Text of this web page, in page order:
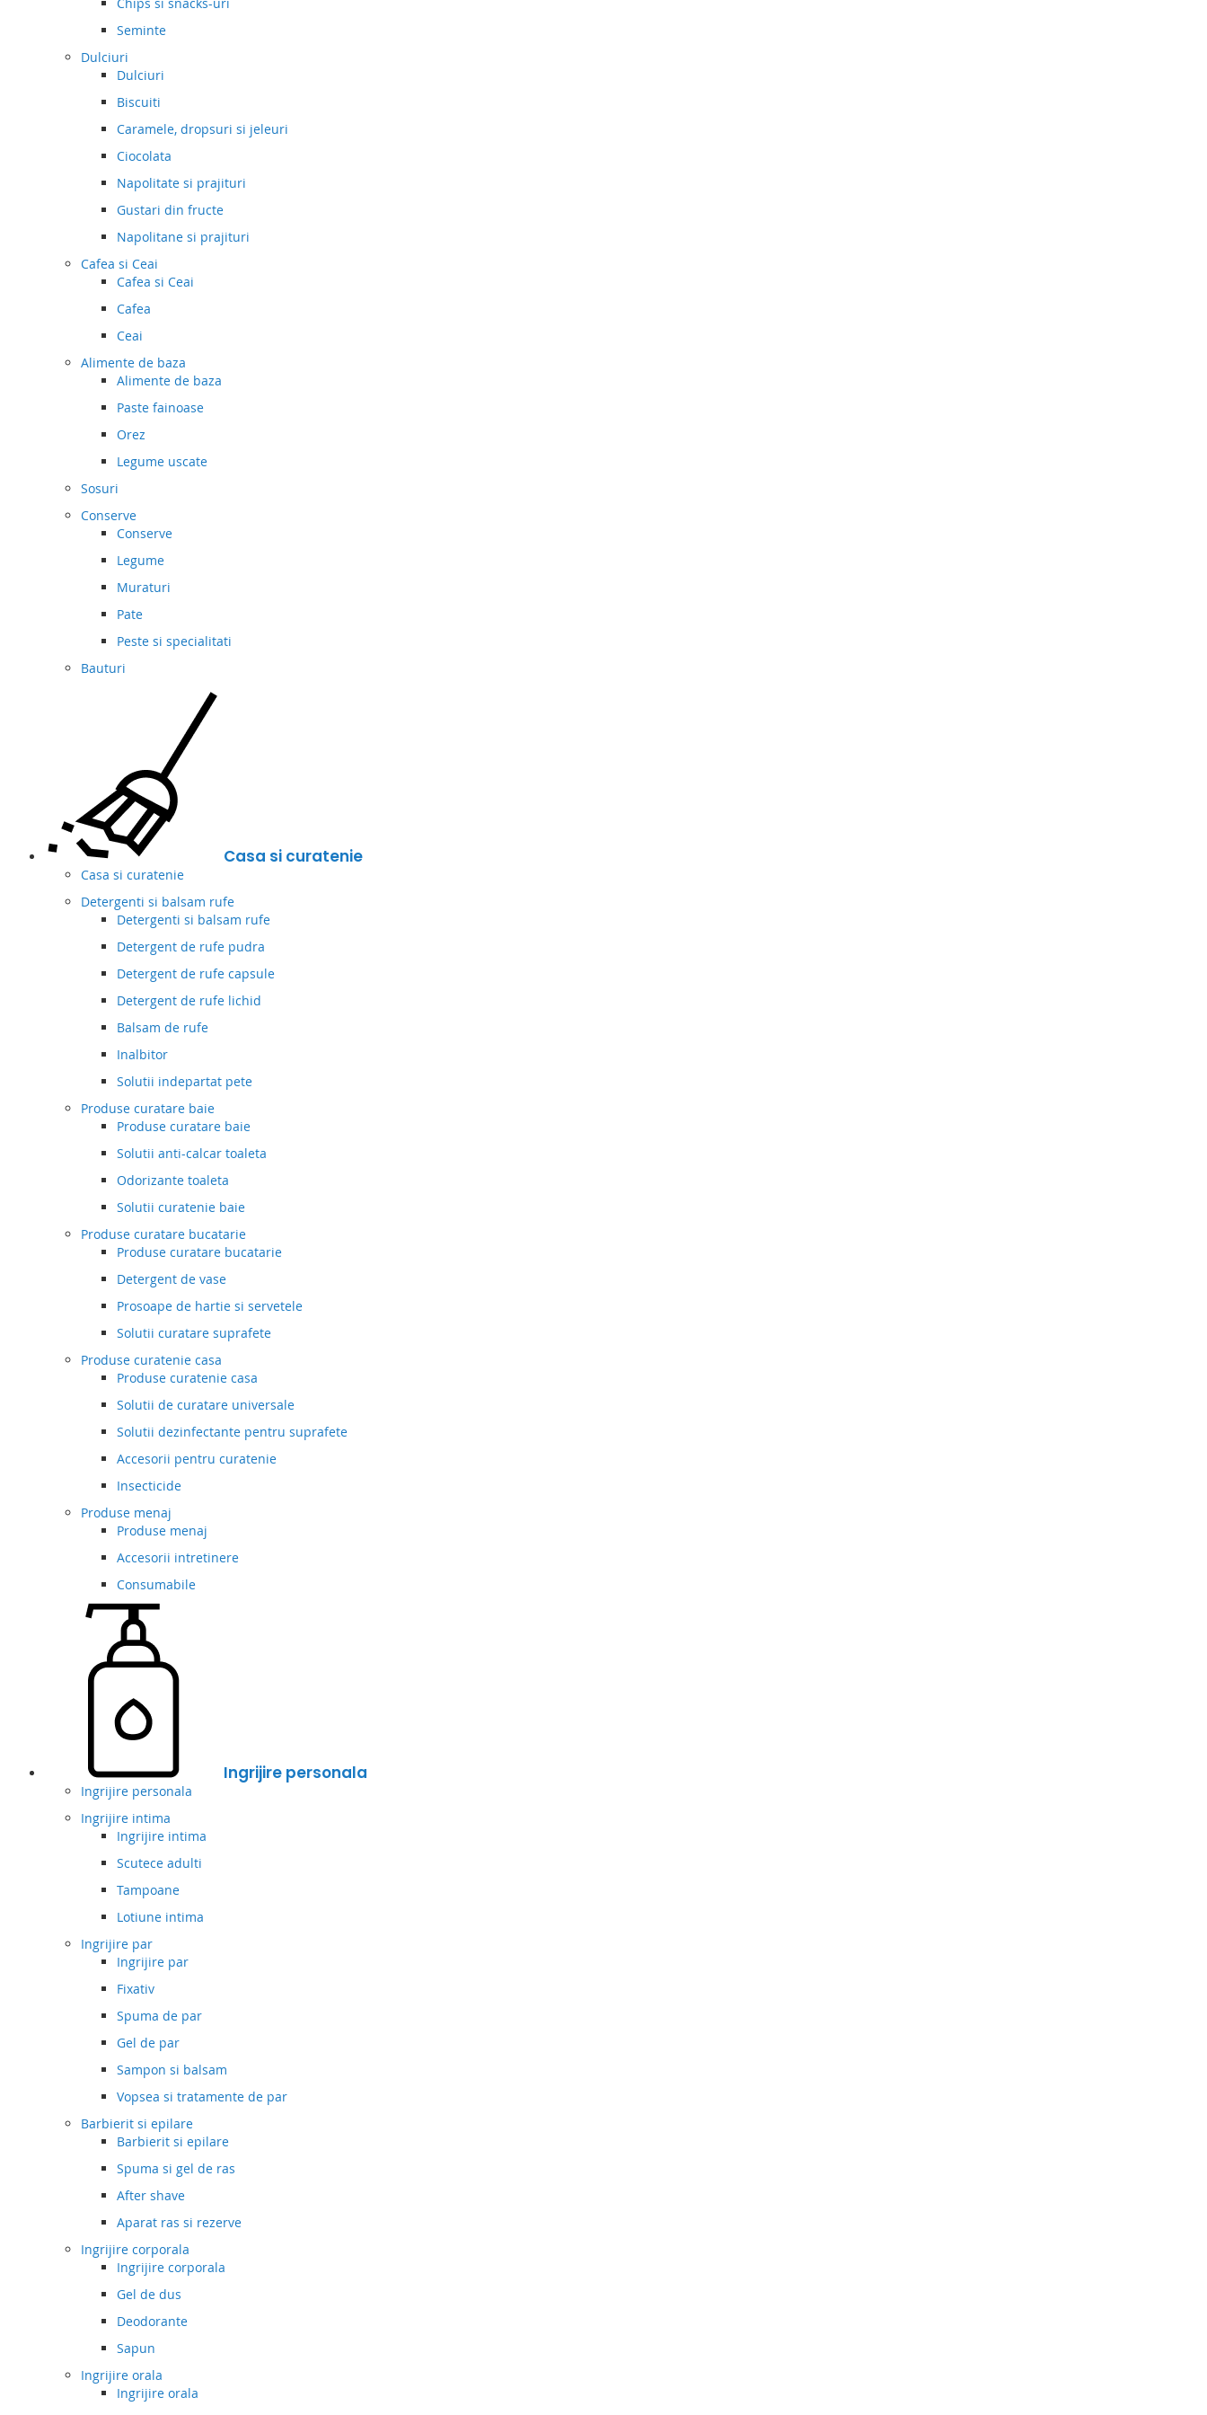
Chips si snacks-uri
Seminte
Dulciuri
Dulciuri
Biscuiti
Caramele, dropsuri si jeleuri
Ciocolata
Napolitate si prajituri
Gustari din fructe
Napolitane si prajituri
Cafea si Ceai
Cafea si Ceai
Cafea
Ceai
Alimente de baza
Alimente de baza
Paste fainoase
Orez
Legume uscate
Sosuri
Conserve
Conserve
Legume
Muraturi
Pate
Peste si specialitati
Bauturi
Casa si curatenie
Casa si curatenie
Detergenti si balsam rufe
Detergenti si balsam rufe
Detergent de rufe pudra
Detergent de rufe capsule
Detergent de rufe lichid
Balsam de rufe
Inalbitor
Solutii indepartat pete
Produse curatare baie
Produse curatare baie
Solutii anti-calcar toaleta
Odorizante toaleta
Solutii curatenie baie
Produse curatare bucatarie
Produse curatare bucatarie
Detergent de vase
Prosoape de hartie si servetele
Solutii curatare suprafete
Produse curatenie casa
Produse curatenie casa
Solutii de curatare universale
Solutii dezinfectante pentru suprafete
Accesorii pentru curatenie
Insecticide
Produse menaj
Produse menaj
Accesorii intretinere
Consumabile
Ingrijire personala
Ingrijire personala
Ingrijire intima
Ingrijire intima
Scutece adulti
Tampoane
Lotiune intima
Ingrijire par
Ingrijire par
Fixativ
Spuma de par
Gel de par
Sampon si balsam
Vopsea si tratamente de par
Barbierit si epilare
Barbierit si epilare
Spuma si gel de ras
After shave
Aparat ras si rezerve
Ingrijire corporala
Ingrijire corporala
Gel de dus
Deodorante
Sapun
Ingrijire orala
Ingrijire orala